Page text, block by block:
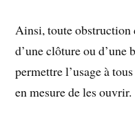
Ainsi, toute obstruction
d’une clôture ou d’une
permettre l’usage à
en mesure de les ouvrir.